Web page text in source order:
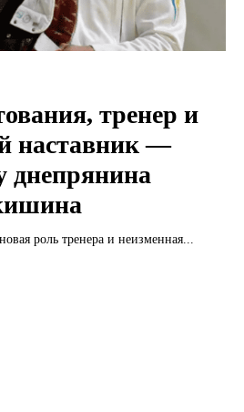
тренер и
наставник —
днепрянина
роль тренера и неизменная...